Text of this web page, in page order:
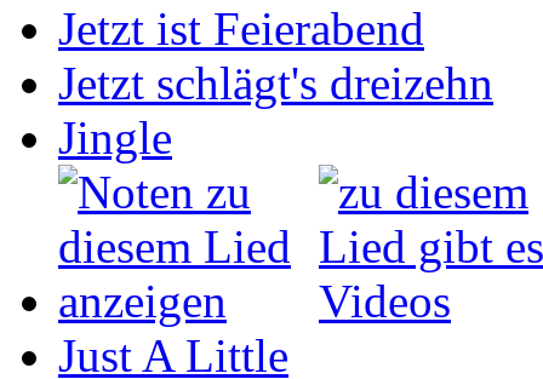
Jetzt ist Feierabend
Jetzt schlägt's dreizehn
Jingle
Just A Little